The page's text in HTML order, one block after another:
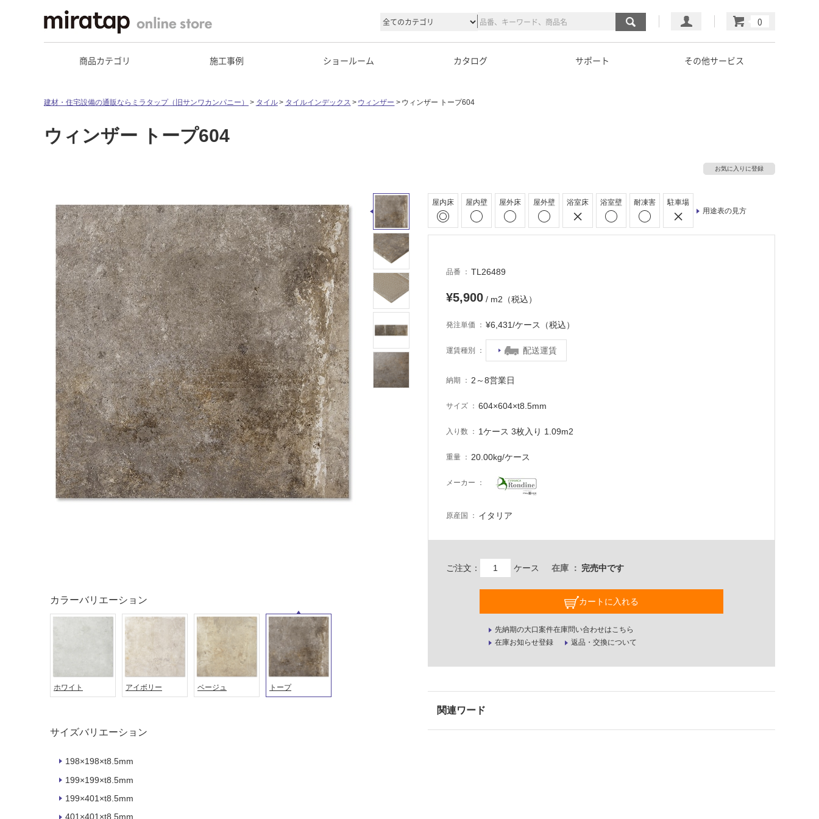
マイページ
カート
商品カテゴリ 施工事例 ショールーム カタログ サポート その他サービス
建材・住宅設備の通販ならミラタップ（旧サンワカンパニー） タイル タイルインデックス ウィンザー ウィンザー トープ604
ウィンザー トープ604
お気に入りに登録
屋内床 屋内壁 屋外床 屋外壁 浴室床 浴室壁 耐凍害
駐車場
用途表の見方
品番 TL26489
¥5,900 / m2（税込）
発注単価 ¥6,431/ケース（税込）
運賃種別 配送運賃
納期 2～8営業日
サイズ 604×604×t8.5mm
入り数 1ケース 3枚入り 1.09m2
重量 20.00kg/ケース
メーカー
原産国 イタリア
ご注文： ケース 在庫 完売中です
カートに入れる
先納期の大口案件在庫問い合わせはこちら
在庫お知らせ登録
返品・交換について
カラーバリエーション
ホワイト アイボリー ベージュ トープ
サイズバリエーション
198×198×t8.5mm
199×199×t8.5mm
199×401×t8.5mm
401×401×t8.5mm
屋内床・
常
し
い
る
適
ング
土足・遮
音・床暖
対
応